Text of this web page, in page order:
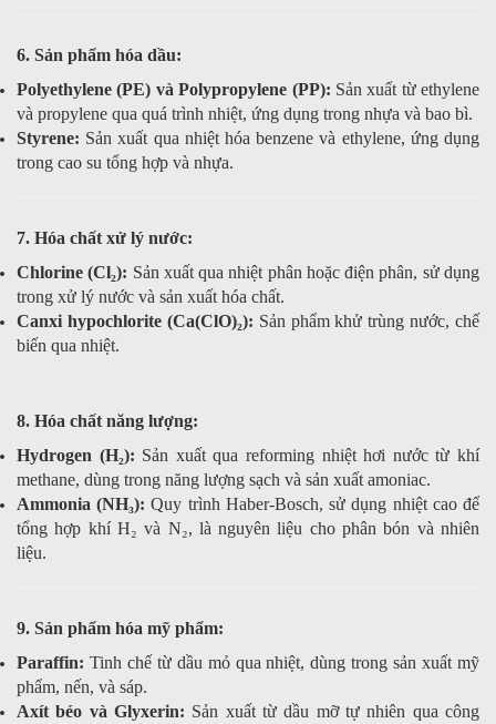
6. Sản phẩm hóa dầu:
Polyethylene (PE) và Polypropylene (PP): Sản xuất từ ethylene
và propylene qua quá trình nhiệt, ứng dụng trong nhựa và bao bì.
Styrene: Sản xuất qua nhiệt hóa benzene và ethylene, ứng dụng
trong cao su tổng hợp và nhựa.
7. Hóa chất xử lý nước:
Chlorine (Cl₂): Sản xuất qua nhiệt phân hoặc điện phân, sử dụng
trong xử lý nước và sản xuất hóa chất.
Canxi hypochlorite (Ca(ClO)₂): Sản phẩm khử trùng nước, chế
biến qua nhiệt.
8. Hóa chất năng lượng:
Hydrogen (H₂): Sản xuất qua reforming nhiệt hơi nước từ khí
methane, dùng trong năng lượng sạch và sản xuất amoniac.
Ammonia (NH₃): Quy trình Haber-Bosch, sử dụng nhiệt cao để
tổng hợp khí H₂ và N₂, là nguyên liệu cho phân bón và nhiên
liệu.
9. Sản phẩm hóa mỹ phẩm:
Paraffin: Tinh chế từ dầu mỏ qua nhiệt, dùng trong sản xuất mỹ
phẩm, nến, và sáp.
Axít béo và Glyxerin: Sản xuất từ dầu mỡ tự nhiên qua công